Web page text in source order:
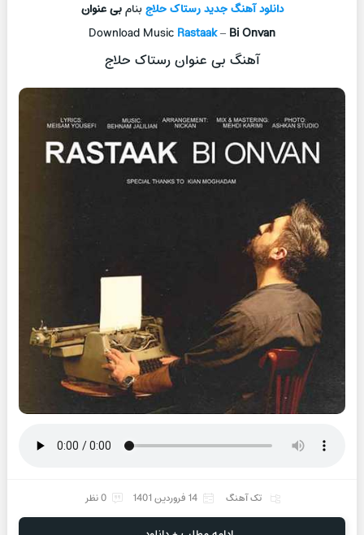
دانلود آهنگ جدیدرستاک حلاجبنامبی عنوان
Download Music Rastaak– Bi Onvan
آهنگ بی عنوان رستاک حلاج
تک آهنگ 14 فروردین 1401 0 نظر